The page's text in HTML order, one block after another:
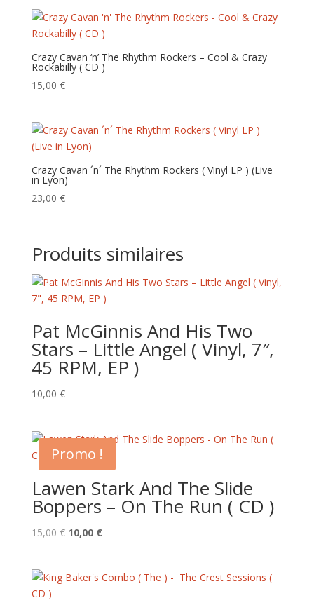
Crazy Cavan ‘n’ The Rhythm Rockers – Cool & Crazy
Rockabilly ( CD )
15,00 €
Crazy Cavan ´n´ The Rhythm Rockers ( Vinyl LP ) (Live
in Lyon)
23,00 €
Produits similaires
Pat McGinnis And His Two
Stars – Little Angel ( Vinyl, 7″,
45 RPM, EP )
10,00 €
Promo !
Lawen Stark And The Slide
Boppers – On The Run ( CD )
15,00€ Le
était :
10,00 €Le
est :